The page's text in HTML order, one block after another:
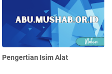
Pengertian Isim Alat